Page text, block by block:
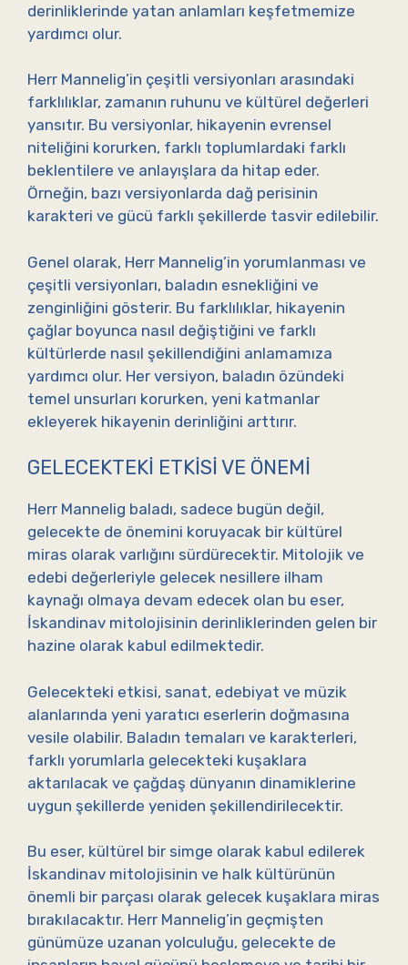
derinliklerinde yatan anlamları keşfetmemize
yardımcı olur.
Herr Mannelig’in çeşitli versiyonları arasındaki
farklılıklar, zamanın ruhunu ve kültürel değerleri
yansıtır. Bu versiyonlar, hikayenin evrensel
niteliğini korurken, farklı toplumlardaki farklı
beklentilere ve anlayışlara da hitap eder.
Örneğin, bazı versiyonlarda dağ perisinin
karakteri ve gücü farklı şekillerde tasvir edilebilir.
Genel olarak, Herr Mannelig’in yorumlanması ve
çeşitli versiyonları, baladın esnekliğini ve
zenginliğini gösterir. Bu farklılıklar, hikayenin
çağlar boyunca nasıl değiştiğini ve farklı
kültürlerde nasıl şekillendiğini anlamamıza
yardımcı olur. Her versiyon, baladın özündeki
temel unsurları korurken, yeni katmanlar
ekleyerek hikayenin derinliğini arttırır.
GELECEKTEKI ETKISI VE ÖNEMI
Herr Mannelig baladı, sadece bugün değil,
gelecekte de önemini koruyacak bir kültürel
miras olarak varlığını sürdürecektir. Mitolojik ve
edebi değerleriyle gelecek nesillere ilham
kaynağı olmaya devam edecek olan bu eser,
İskandinav mitolojisinin derinliklerinden gelen bir
hazine olarak kabul edilmektedir.
Gelecekteki etkisi, sanat, edebiyat ve müzik
alanlarında yeni yaratıcı eserlerin doğmasına
vesile olabilir. Baladın temaları ve karakterleri,
farklı yorumlarla gelecekteki kuşaklara
aktarılacak ve çağdaş dünyanın dinamiklerine
uygun şekillerde yeniden şekillendirilecektir.
Bu eser, kültürel bir simge olarak kabul edilerek
İskandinav mitolojisinin ve halk kültürünün
önemli bir parçası olarak gelecek kuşaklara miras
bırakılacaktır. Herr Mannelig’in geçmişten
günümüze uzanan yolculuğu, gelecekte de